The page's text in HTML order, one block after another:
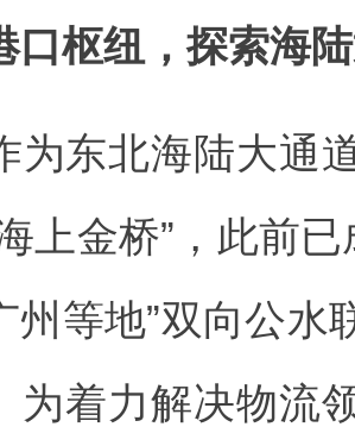
口枢纽，探索海
为东北海陆大通
上金桥”，此前
州等地”双向公水
为着力解决物流